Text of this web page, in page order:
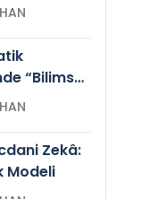
TARHAN
“Bilimsel
TARHAN
Zekâ:
Modeli